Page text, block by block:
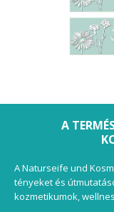
A
A Naturseife und
tényeket és
kozmetikumok,